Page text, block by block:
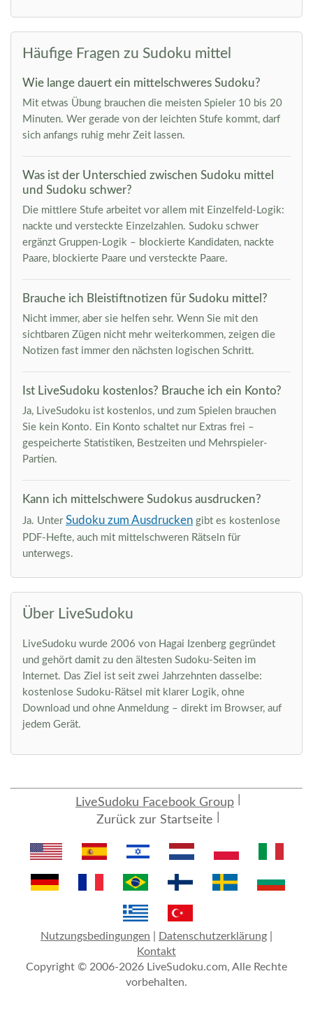
Häufige Fragen zu Sudoku mittel
Wie lange dauert ein mittelschweres Sudoku?
Mit etwas Übung brauchen die meisten Spieler 10 bis 20
Minuten. Wer gerade von der leichten Stufe kommt, darf
sich anfangs ruhig mehr Zeit lassen.
Was ist der Unterschied zwischen Sudoku mittel
und Sudoku schwer?
Die mittlere Stufe arbeitet vor allem mit Einzelfeld-Logik:
nackte und versteckte Einzelzahlen. Sudoku schwer
ergänzt Gruppen-Logik – blockierte Kandidaten, nackte
Paare, blockierte Paare und versteckte Paare.
Brauche ich Bleistiftnotizen für Sudoku mittel?
Nicht immer, aber sie helfen sehr. Wenn Sie mit den
sichtbaren Zügen nicht mehr weiterkommen, zeigen die
Notizen fast immer den nächsten logischen Schritt.
Ist LiveSudoku kostenlos? Brauche ich ein Konto?
Ja, LiveSudoku ist kostenlos, und zum Spielen brauchen
Sie kein Konto. Ein Konto schaltet nur Extras frei –
gespeicherte Statistiken, Bestzeiten und Mehrspieler-
Partien.
Kann ich mittelschwere Sudokus ausdrucken?
Ja. Unter Sudoku zum Ausdrucken gibt es kostenlose
PDF-Hefte, auch mit mittelschweren Rätseln für
unterwegs.
Über LiveSudoku
LiveSudoku wurde 2006 von Hagai Izenberg gegründet
und gehört damit zu den ältesten Sudoku-Seiten im
Internet. Das Ziel ist seit zwei Jahrzehnten dasselbe:
kostenlose Sudoku-Rätsel mit klarer Logik, ohne
Download und ohne Anmeldung – direkt im Browser, auf
jedem Gerät.
LiveSudoku Facebook Group
Zurück zur Startseite
Nutzungsbedingungen Datenschutzerklärung
Kontakt
Copyright © 2006-2026 LiveSudoku.com, Alle Rechte
vorbehalten.